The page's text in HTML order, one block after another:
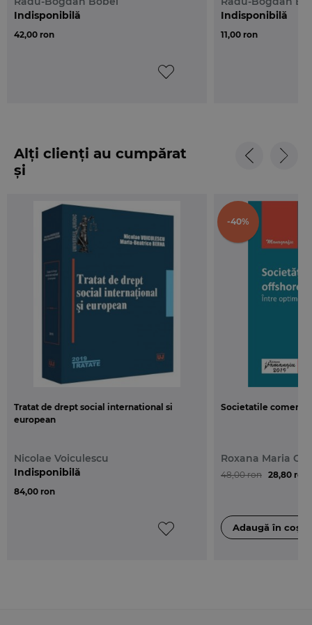
42,00 ron
Indisponibilă
11,00 ron
Indisponibilă
Alți clienți au cumpărat
și
Tratat de drept social international si
european
Nicolae Voiculescu
84,00 ron
Indisponibilă
-40%
Societatile
Roxana Maria
48,00 ron 28,80 ron